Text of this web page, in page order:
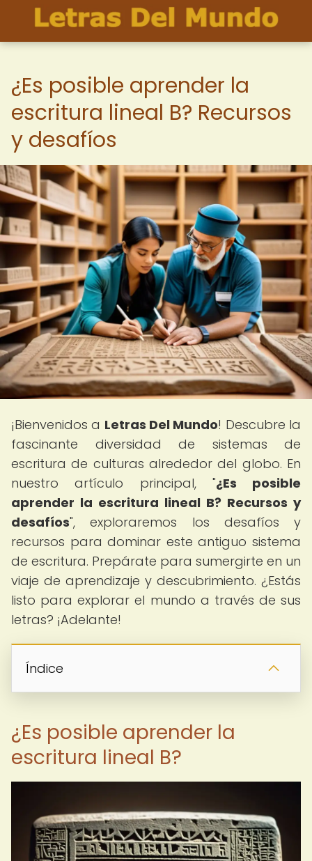
¿Es posible aprender la
escritura lineal B? Recursos
y desafíos
¡Bienvenidos a Letras Del Mundo! Descubre la
fascinante diversidad de sistemas de
escritura de culturas alrededor del globo. En
nuestro artículo principal, "¿Es posible
aprender la escritura lineal B? Recursos y
desafíos", exploraremos los desafíos y
recursos para dominar este antiguo sistema
de escritura. Prepárate para sumergirte en un
viaje de aprendizaje y descubrimiento. ¿Estás
listo para explorar el mundo a través de sus
letras? ¡Adelante!
Índice
¿Es posible aprender la
escritura lineal B?